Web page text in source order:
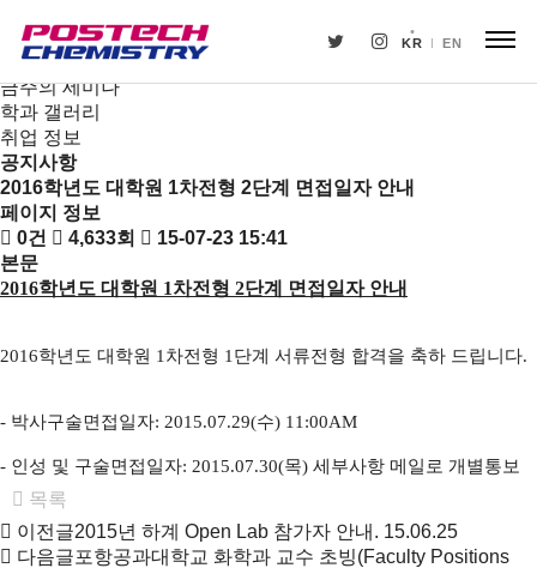
KR EN
뉴스
공지사항
금주의 세미나
학과 갤러리
취업 정보
공지사항
2016학년도 대학원 1차전형 2단계 면접일자 안내
페이지 정보
0건
4,633회
15-07-23 15:41
본문
2016학년도 대학원 1차전형 2단계 면접일자 안내
2016학년도 대학원 1 차전형 1 단계 서류전형 합격을 축하 드립니다.
- 박사구술면접일자: 2015.07.29(수) 11:00AM
- 인성 및 구술면접일자: 2015.07.30(목) 세부사항 메일로 개별통보
목록
이전글2015년 하계 Open Lab 참가자 안내. 15.06.25
다음글포항공과대학교 화학과 교수 초빙(Faculty Positions